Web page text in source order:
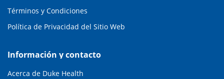
Términos y Condiciones
Política de Privacidad del Sitio Web
Información y contacto
Acerca de Duke Health